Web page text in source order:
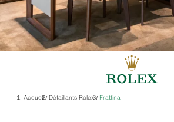
Accueil/ Détaillants Rolex/ ‭Frattina‬